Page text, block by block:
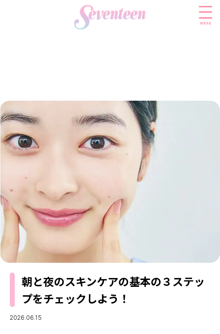
menu
FASHION
ファッションニュース
モデル私服
着回し
着痩せ
BEAUTY
ビューティニュース
トレンドメイク
ヘアアレンジ・ヘアケア
スキンケア
ボディケア
SCHOOL
スクールニュース
学校ヘアメイク
勉強・受験・進路
ENTERTAINMENT
エンタメニュース
なにわ男子
K-POP
LIFESTYLE
ライフスタイルニュース
JKランキング・アワード
モデルの購入品
おでかけ
JK TREND
JKトレンドニュース
MODELS
MODEL'S BLOG
TikTok
Instagram
YouTube
朝と夜のスキンケアの基本の３ステッ
プをチェックしよう！
2026.06.15